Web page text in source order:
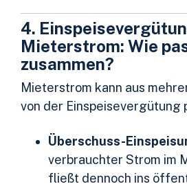
4.
Mieterstrom: Wie
zusammen?
Mieterstrom kann aus
von der Einspeisevergütung
Überschuss-
verbrauchter Strom im
fließt dennoch ins